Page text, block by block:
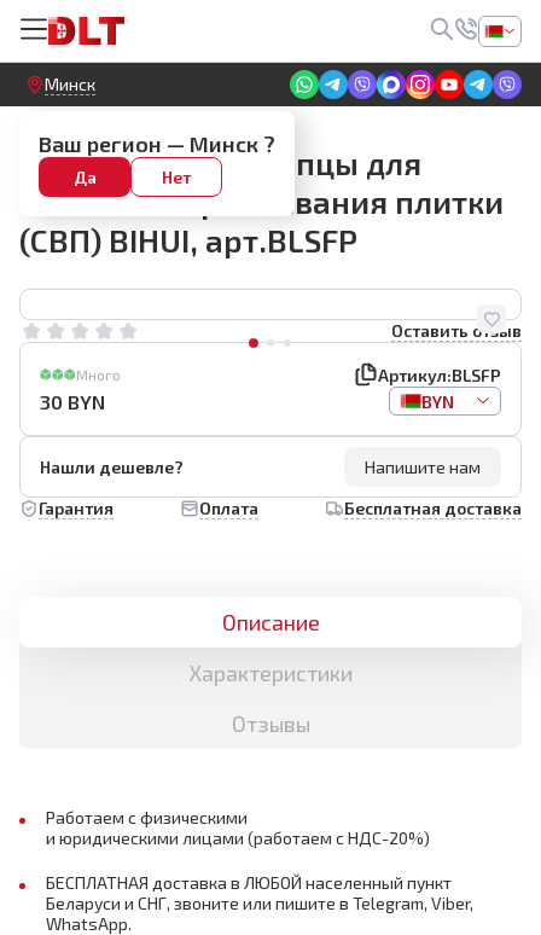
Круглосуточный! Прием заявок на сайте
Минск
Ваш регион — Минск ?
Да Нет
СВП BIHUI
Регулируемые щипцы для
системы выравнивания плитки
(СВП) BIHUI, арт.BLSFP
Оставить отзыв
Много Артикул:BLSFP
30 BYN BYN
Нашли дешевле?
Напишите нам
Гарантия
Оплата Бесплатная доставка
Описание
Характеристики
Отзывы
Работаем с физическими
и юридическими лицами (работаем с НДС-20%)
БЕСПЛАТНАЯ доставка в ЛЮБОЙ населенный пункт
Беларуси и СНГ, звоните или пишите в Telegram, Viber,
WhatsApp.